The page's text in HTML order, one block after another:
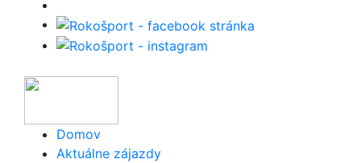
Domov
Aktuálne zájazdy